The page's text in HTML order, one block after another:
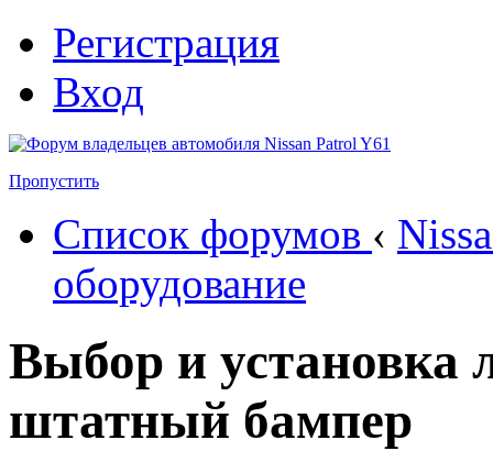
Регистрация
Вход
Пропустить
Список форумов ‹
оборудование
Выбор и установка
штатный бампер